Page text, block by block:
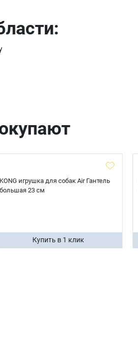
KONG игрушка для собак Air Гантель
большая 23 см
Купить в 1 клик
Оформить заказ